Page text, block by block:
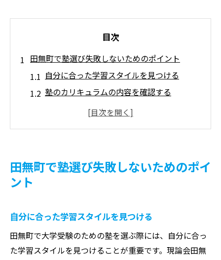
目次
田無町で塾選び失敗しないためのポイント
自分に合った学習スタイルを見つける
塾のカリキュラムの内容を確認する
指導経験豊富な講師の存在を重視する
体験授業で実際の雰囲気を感じる
西武新宿線田無駅近くの塾が選ばれる理由
地域密着型の安心感と信頼性
田無町で塾選び失敗しないためのポイ
ント
自分に合った学習スタイルを見つける
田無町で大学受験のための塾を選ぶ際には、自分に合っ
た学習スタイルを見つけることが重要です。現論会田無